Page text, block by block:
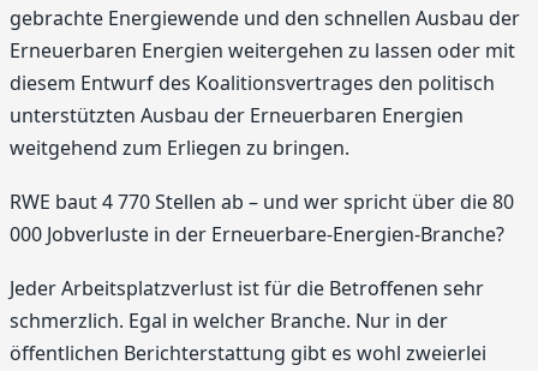
gebrachte Energiewende und den schnellen Ausbau der
Erneuerbaren Energien weitergehen zu lassen oder mit
diesem Entwurf des Koalitionsvertrages den politisch
unterstützten Ausbau der Erneuerbaren Energien
weitgehend zum Erliegen zu bringen.
RWE baut 4 770 Stellen ab – und wer spricht über die 80
000 Jobverluste in der Erneuerbare-Energien-Branche?
Jeder Arbeitsplatzverlust ist für die Betroffenen sehr
schmerzlich. Egal in welcher Branche. Nur in der
öffentlichen Berichterstattung gibt es wohl zweierlei